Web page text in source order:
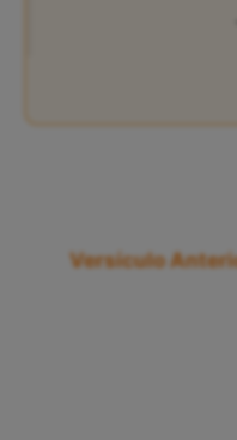
Versículo